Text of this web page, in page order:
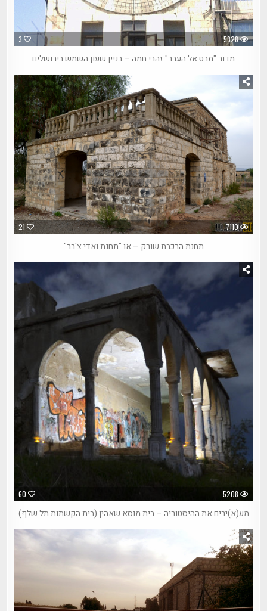
3 5328
מדור "מבט אל העבר" זהרי חמה – בניין שעון השמש בירושלים
21 7110
תחנת הרכבת שורק – או "תחנת ואדי צ'רר"
60 5208
מע(א)ירים את ההיסטוריה – בית מוסא שאהין (בית הקשתות תל שלף)